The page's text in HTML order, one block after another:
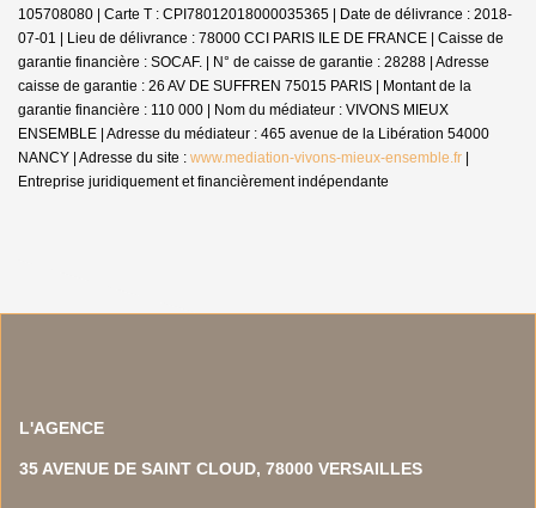
105708080 | Carte T : CPI78012018000035365 | Date de délivrance : 2018-
07-01 | Lieu de délivrance : 78000 CCI PARIS ILE DE FRANCE | Caisse de
garantie financière : SOCAF. | N° de caisse de garantie : 28288 | Adresse
caisse de garantie : 26 AV DE SUFFREN 75015 PARIS | Montant de la
garantie financière : 110 000 | Nom du médiateur : VIVONS MIEUX
ENSEMBLE | Adresse du médiateur : 465 avenue de la Libération 54000
NANCY | Adresse du site : www.mediation-vivons-mieux-ensemble.fr |
Entreprise juridiquement et financièrement indépendante
L'AGENCE
35 AVENUE DE SAINT CLOUD, 78000 VERSAILLES